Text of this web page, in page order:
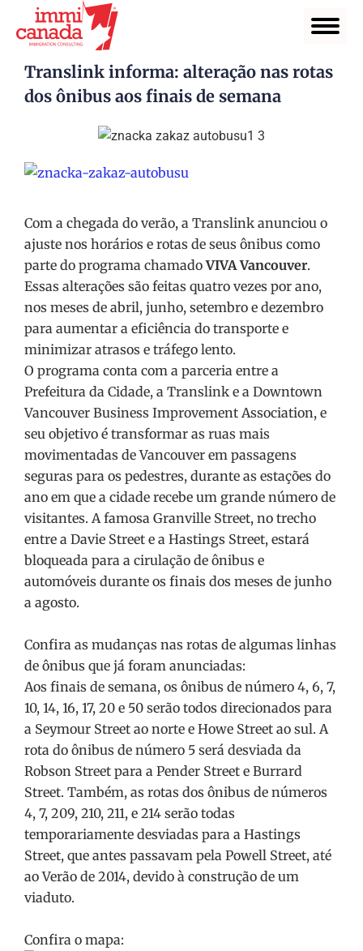
Translink informa: alteração nas rotas
dos ônibus aos finais de semana
Com a chegada do verão, a Translink anunciou o
ajuste nos horários e rotas de seus ônibus como
parte do programa chamadoVIVA Vancouver.
Essas alterações são feitas quatro vezes por ano,
nos meses de abril, junho, setembro e dezembro
para aumentar a eficiência do transporte e
minimizar atrasos e tráfego lento.
O programa conta com a parceria entre a
Prefeitura da Cidade, a Translink e a Downtown
Vancouver Business Improvement Association, e
seu objetivo é transformar as ruas mais
movimentadas de Vancouver em passagens
seguras para os pedestres, durante as estações do
ano em que a cidade recebe um grande número de
visitantes. A famosa Granville Street, no trecho
entre a Davie Street e a Hastings Street, estará
bloqueada para a cirulação de ônibus e
automóveis durante os finais dos meses de junho
a agosto.
Confira as mudanças nas rotas de algumas linhas
de ônibus que já foram anunciadas:
Aos finais de semana, os ônibus de número 4, 6, 7,
10, 14, 16, 17, 20 e 50 serão todos direcionados para
a Seymour Street ao norte e Howe Street ao sul. A
rota do ônibus de número 5 será desviada da
Robson Street para a Pender Street e Burrard
Street. Também, as rotas dos ônibus de números
4, 7, 209, 210, 211, e 214 serão todas
temporariamente desviadas para a Hastings
Street, que antes passavam pela Powell Street, até
ao Verão de 2014, devido à construção de um
viaduto.
Confira o mapa: